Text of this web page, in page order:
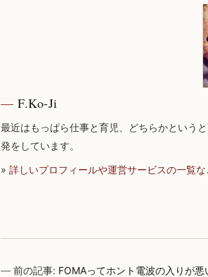
F.Ko-Ji
最近はもっぱら仕事と育児、どちらかという
発をしています。
» 詳しいプロフィールや運営サービスの一覧な
前の記事: FOMAってホント電波の入りが悪